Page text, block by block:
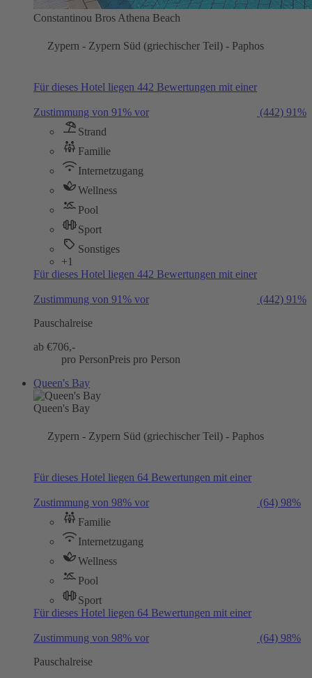
Constantinou Bros Athena Beach
Zypern - Zypern Süd (griechischer Teil) - Paphos
Für dieses Hotel liegen 442 Bewertungen mit einer
Zustimmung von 91% vor (442) 91%
Strand
Familie
Internetzugang
Wellness
Pool
Sport
Sonstiges
+1
Für dieses Hotel liegen 442 Bewertungen mit einer
Zustimmung von 91% vor (442) 91%
Pauschalreise
ab €706,-
pro PersonPreis pro Person
Queen's Bay
Queen's Bay
Zypern - Zypern Süd (griechischer Teil) - Paphos
Für dieses Hotel liegen 64 Bewertungen mit einer
Zustimmung von 98% vor (64) 98%
Familie
Internetzugang
Wellness
Pool
Sport
Für dieses Hotel liegen 64 Bewertungen mit einer
Zustimmung von 98% vor (64) 98%
Pauschalreise